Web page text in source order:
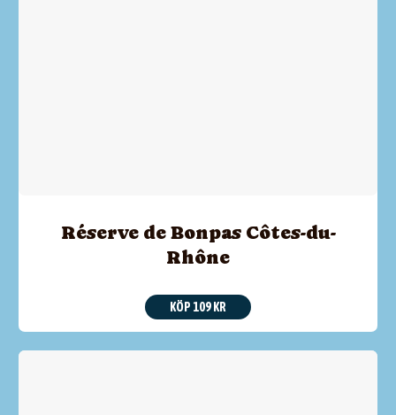
Réserve de Bonpas Côtes-du-
Rhône
KÖP 109 KR